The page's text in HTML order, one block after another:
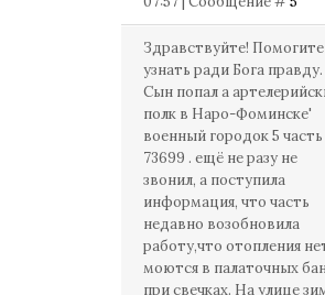
Здравствуйте! Помогите
узнать ради Бога правду.
Сын попал а
полк в Наро-Фоминске'
военный городок 5 часть
73699 . ещё не разу не
звонил, а поступила
информация, что часть
недавно возобновила
работу,что отопления
моются в палаточных
при свечках. На улице